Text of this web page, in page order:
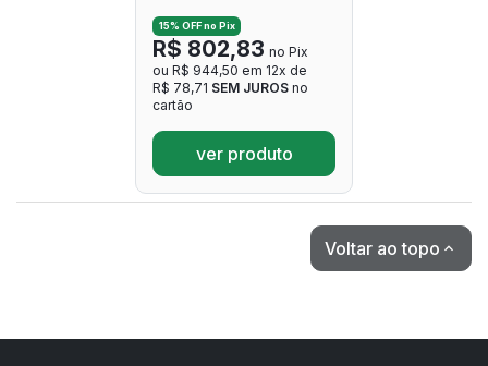
15% OFF no Pix
R$ 802,83 no Pix
ou R$ 944,50 em 12x de
R$ 78,71 SEM JUROSno
cartão
ver produto
Voltar ao topo 